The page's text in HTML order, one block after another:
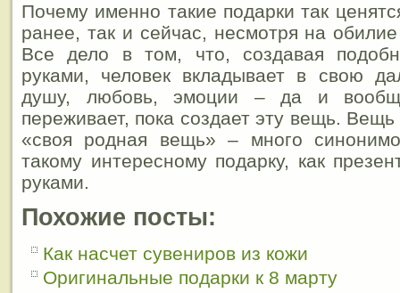
Почему именно такие подарки так
ранее, так и сейчас, несмотря на
Все дело в том, что, создавая
руками, человек вкладывает в свою
душу, любовь, эмоции – да и
переживает, пока создает эту вещь.
«своя родная вещь» – много
такому интересному подарку, как
руками.
Похожие посты:
Как насчет сувениров из кожи
Оригинальные подарки к 8 марту